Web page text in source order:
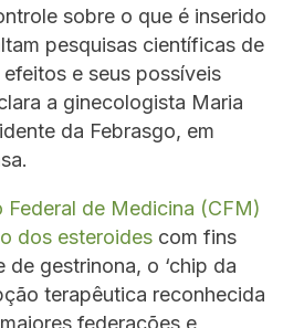
sobre o que é inserido
pesquisas científicas de
e seus possíveis
a ginecologista Maria
da Febrasgo, em
Federal de Medicina (CFM)
dos esteroides com fins
de gestrinona, o ‘chip da
terapêutica reconhecida
federações e